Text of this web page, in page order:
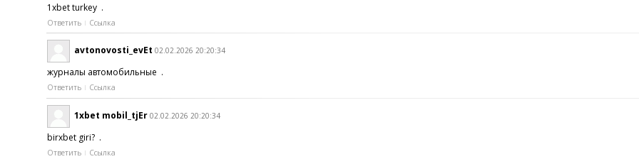
1xbet turkey .
Ответить Ссылка
avtonovosti_evEt 02.02.2026 20:20:34
журналы автомобильные .
Ответить Ссылка
1xbet mobil_tjEr 02.02.2026 20:20:34
birxbet giri? .
Ответить Ссылка